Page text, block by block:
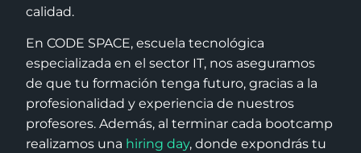
calidad.
En CODE SPACE, escuela tecnológica
especializada en el sector IT, nos aseguramos
de que tu formación tenga futuro, gracias a la
profesionalidad y experiencia de nuestros
profesores. Además, al terminar cada bootcamp
realizamos una hiring day, donde expondrás tu